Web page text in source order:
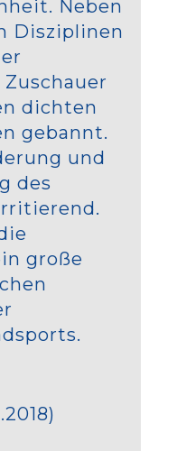
Neben
Disziplinen
dichten
gebannt.
und
des
große